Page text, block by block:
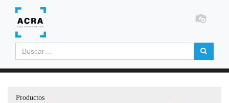
Productos